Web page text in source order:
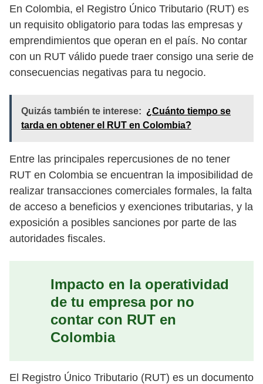
En Colombia, el Registro Único Tributario (RUT) es
un requisito obligatorio para todas las empresas y
emprendimientos que operan en el país. No contar
con un RUT válido puede traer consigo una serie de
consecuencias negativas para tu negocio.
Quizás también te interese: ¿Cuánto tiempo se
tarda en obtener el RUT en Colombia?
Entre las principales repercusiones de no tener
RUT en Colombia se encuentran la imposibilidad de
realizar transacciones comerciales formales, la falta
de acceso a beneficios y exenciones tributarias, y la
exposición a posibles sanciones por parte de las
autoridades fiscales.
Impacto en la operatividad
de tu empresa por no
contar con RUT en
Colombia
El Registro Único Tributario (RUT) es un documento